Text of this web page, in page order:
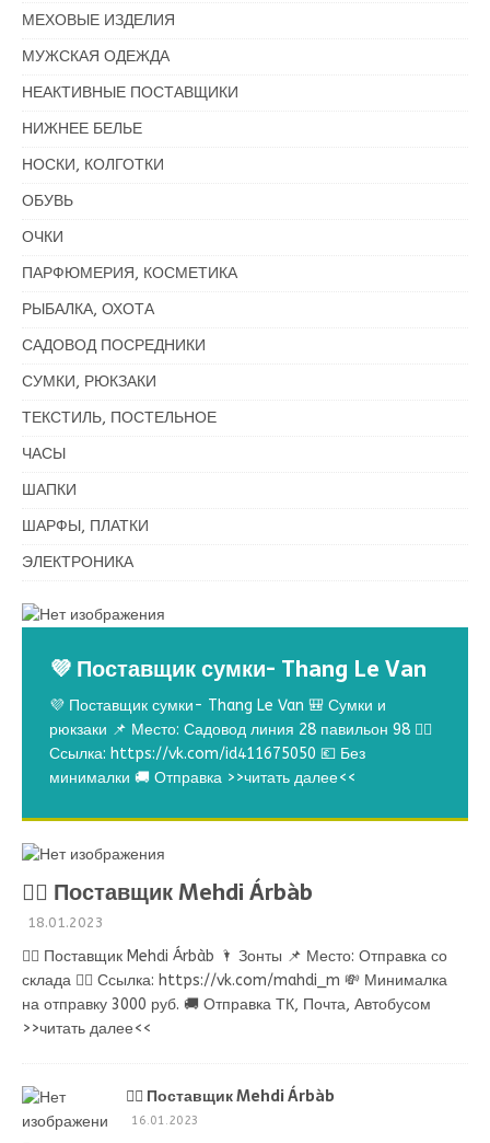
МЕХОВЫЕ ИЗДЕЛИЯ
МУЖСКАЯ ОДЕЖДА
НЕАКТИВНЫЕ ПОСТАВЩИКИ
НИЖНЕЕ БЕЛЬЕ
НОСКИ, КОЛГОТКИ
ОБУВЬ
ОЧКИ
ПАРФЮМЕРИЯ, КОСМЕТИКА
РЫБАЛКА, ОХОТА
САДОВОД ПОСРЕДНИКИ
СУМКИ, РЮКЗАКИ
ТЕКСТИЛЬ, ПОСТЕЛЬНОЕ
ЧАСЫ
ШАПКИ
ШАРФЫ, ПЛАТКИ
ЭЛЕКТРОНИКА
💜 Поставщик сумки- Thang Le Van
💜 Поставщик сумки- Thang Le Van 🎒 Сумки и
рюкзаки 📌 Место: Садовод линия 28 павильон 98 👉🏻
Ссылка: https://vk.com/id411675050 💶 Без
минималки 🚚 Отправка >>читать далее<<
💁‍♂ Поставщик Mehdi Árbàb
18.01.2023
💁‍♂ Поставщик Mehdi Árbàb 🌂 Зонты 📌 Место: Отправка со
склада 👉🏻 Ссылка: https://vk.com/mahdi_m 💸 Минималка
на отправку 3000 руб. 🚚 Отправка ТК, Почта, Автобусом
>>читать далее<<
💁‍♂ Поставщик Mehdi Árbàb
16.01.2023